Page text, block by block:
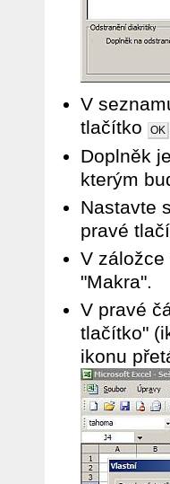
V
tlačítko
OK
Doplněk
kterým
Nastavte
pravé
V záložce
"Makra".
V pravé
tlačítko"
ikonu